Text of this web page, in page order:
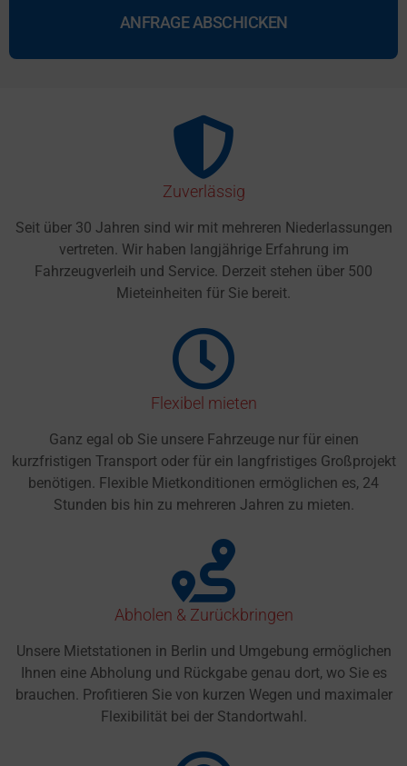
Zuverlässig
Seit über 30 Jahren sind wir mit mehreren Niederlassungen
vertreten. Wir haben langjährige Erfahrung im
Fahrzeugverleih und Service. Derzeit stehen über 500
Mieteinheiten für Sie bereit.
Flexibel mieten
Ganz egal ob Sie unsere Fahrzeuge nur für einen
kurzfristigen Transport oder für ein langfristiges Großprojekt
benötigen. Flexible Mietkonditionen ermöglichen es, 24
Stunden bis hin zu mehreren Jahren zu mieten.
Abholen & Zurückbringen
Unsere Mietstationen in Berlin und Umgebung ermöglichen
Ihnen eine Abholung und Rückgabe genau dort, wo Sie es
brauchen. Profitieren Sie von kurzen Wegen und maximaler
Flexibilität bei der Standortwahl.